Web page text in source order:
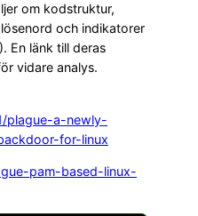
om kodstruktur,
och indikatorer
En länk till deras
vidare analys.
plague-a-newly-
for-linux
pam-based-linux-